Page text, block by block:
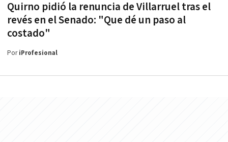
Quirno pidió la renuncia de Villarruel tras el
revés en el Senado: "Que dé un paso al
costado"
PoriProfesional